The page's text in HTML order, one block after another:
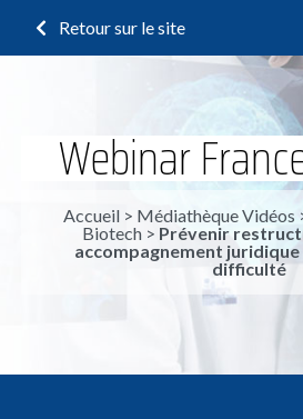
Retour sur le site
Webinar
Accueil > Médiathèque Vidéos
Biotech > Prévenir
accompagnement juridique
difficulté